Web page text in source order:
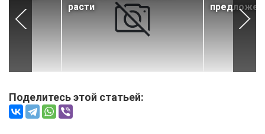
расти
Поделитесь этой статьей: